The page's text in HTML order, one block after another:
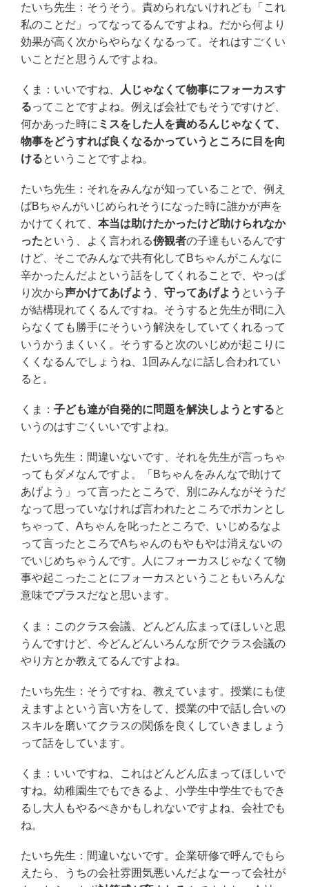
たいち先生：そうそう。責められないけれども「これ
私のことだ」ってなってるんですよね。だから何より
効果が高く次からやらなくなるって。それはすごくい
いことだと思うんですよね。
くま：いいですね、
人じゃなくて物事にフォーカスす
るってことですよね。例えば会社でもそうですけど、
何かあった時に ミスをした人を責めるんじゃなくて、
物事をどうすれば良くなるかっていうところに目を向
けるということですよね。
たいち先生：それをみんなが知っていることで、例え
ばBちゃんがいじめられそうになった時に誰かが声を
かけてくれて、本当は助けたかったけど助けられなか
ったという、よく言われる傍観者の子達もいるんです
けど、そこでみんなで共有化してBちゃんがこんなに
辛かったんだよという話をしてくれることで、やっぱ
り次から声かけてあげよう 、守ってあげよう という子
が結構現れてくるんですね。そうすると先生が間に入
らなくても勝手にそういう解決をしていてくれるって
いうかうまくいく。そうすると次のいじめが起こりに
くくなるんでしょうね、1回みんなに話し合われてい
ると。
くま：子ども達が自発的に問題を解決しようとすると
いうのはすごくいいですよね。
たいち先生：間違いないです、それを先生が言っちゃ
ってもダメなんですよ。「Bちゃんをみんなで助けて
あげよう」って言ったところで、別にみんながそうだ
なって思っていなければ言われたところでポカンとし
ちゃって、Aちゃんを叱ったところで、いじめるなよ
って言ったところでAちゃんのもやもやは消えないの
でいじめちゃうんです。人にフォーカスじゃなくて物
事や起こったことにフォーカスということもいろんな
意味でプラスだなと思います。
くま：このクラス会議、どんどん広まってほしいと思
うんですけど、今どんどんいろんな所でクラス会議の
やり方とか教えてるんですよね。
たいち先生：そうですね、教えています。授業にも使
えますよという言い方をして、授業の中で話し合いの
スキルを磨いてクラスの関係を良くしていきましょう
って話をしています。
くま：いいですね、これはどんどん広まってほしいで
すね。幼稚園生でもできるよ、小学生中学生でもでき
るし大人もやるべきかもしれないですよね、会社でも
ね。
たいち先生：間違いないです。企業研修で呼んでもら
えたら、うちの会社雰囲気悪いんだよなーって会社が